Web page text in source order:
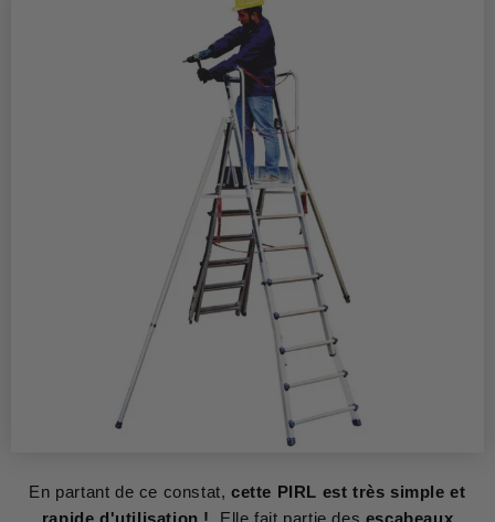
En partant de ce constat,cette PIRL est très simple et
rapide d'utilisation ! Elle fait partie des escabeaux